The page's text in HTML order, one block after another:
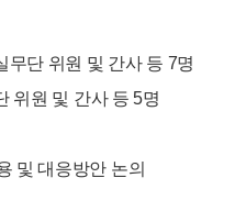
단 위원 및 간사 등 7명
위원 및 간사 등 5명
및 대응방안 논의